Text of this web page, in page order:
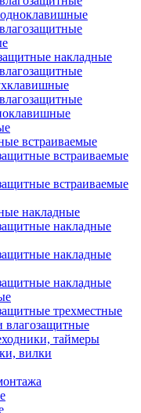
накладные
встраиваемые
встраиваемые
встраиваемые
накладные
накладные
накладные
накладные
трехместные
таймеры
вилки